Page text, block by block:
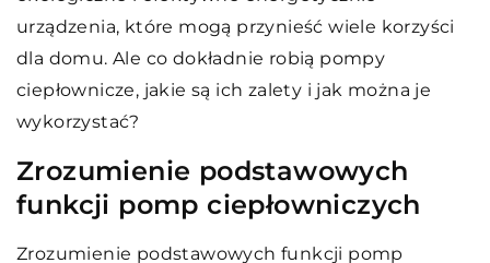
urządzenia, które mogą przynieść wiele korzyści
dla domu. Ale co dokładnie robią pompy
ciepłownicze, jakie są ich zalety i jak można je
wykorzystać?
Zrozumienie podstawowych
funkcji pomp ciepłowniczych
Zrozumienie podstawowych funkcji pomp